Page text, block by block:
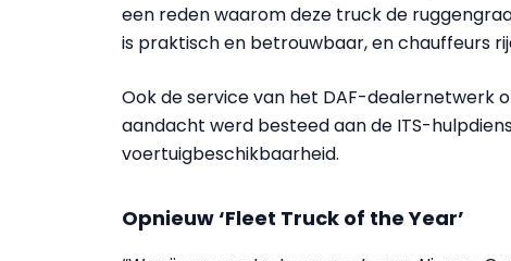
een reden waarom deze truck de
is praktisch en betrouwbaar, en chauffeurs
Ook de service van het DAF-dealernetwerk
aandacht werd besteed aan de ITS-
voertuigbeschikbaarheid.
Opnieuw ‘Fleet Truck of the Year’